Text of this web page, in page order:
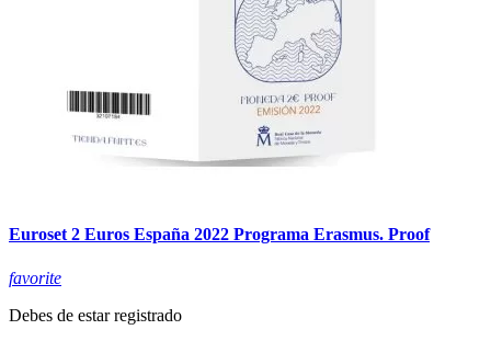
Euroset 2 Euros España 2022 Programa Erasmus. Proof
favorite
Debes de estar registrado